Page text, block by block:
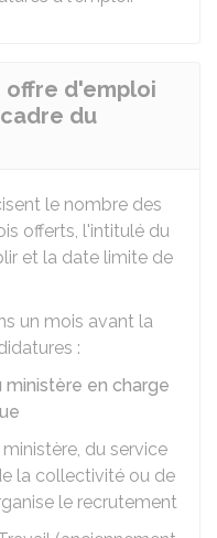
offre d'emploi
du
le nombre des
offerts, l'intitulé du
et la date limite de
un mois avant la
:
en charge
du service
la collectivité ou de
le recrutement